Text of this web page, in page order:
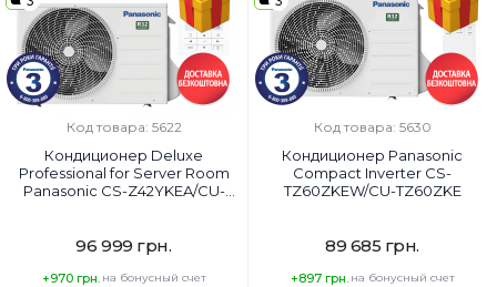
18000
Класс энергопотребления (охлаждение):
A+++
Цвет внутреннего блока:
24000
Класс энергопотребления
A++
Цвет внутреннего блока:
Код товара: 5622
Кондиционер Deluxe
Professional for Server Room
Panasonic CS-Z42YKEA/CU-
96 999 грн.
+970 грн. на бонусный счет
Код товара: 5630
Кондиционер Panasonic
Compact Inverter CS-
TZ60ZKEW/CU-TZ60ZKE
89 685 грн.
+897 грн. на бонусный счет